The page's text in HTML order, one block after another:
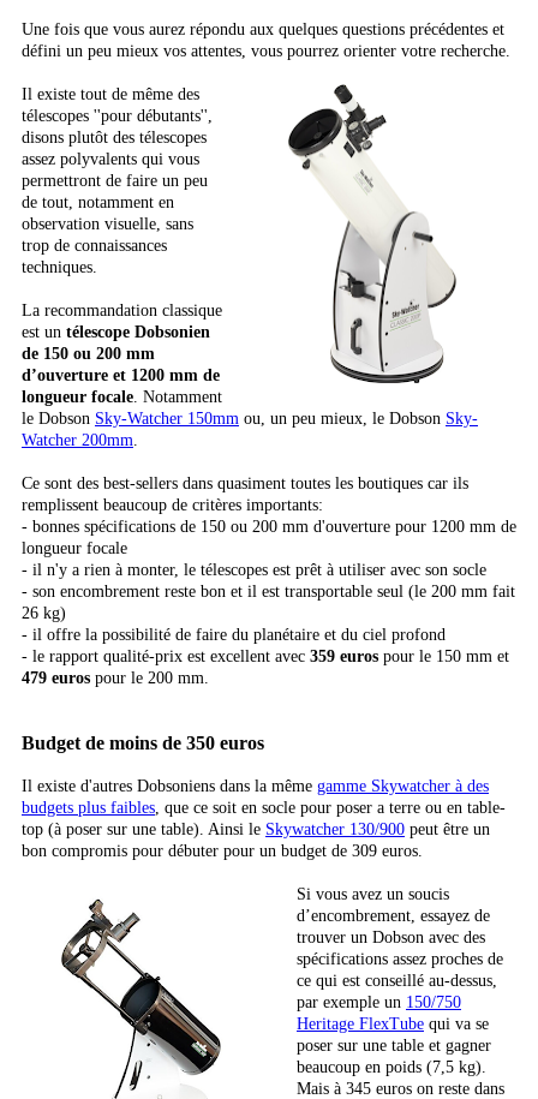
Une fois que vous aurez répondu aux quelques questions précédentes et
défini un peu mieux vos attentes, vous pourrez orienter votre recherche.
Il existe tout de même des
télescopes ''pour débutants'',
disons plutôt des télescopes
assez polyvalents qui vous
permettront de faire un peu
de tout, notamment en
observation visuelle, sans
trop de connaissances
techniques.
La recommandation classique
est un télescope Dobsonien
de 150 ou 200 mm
d’ouverture et 1200 mm de
longueur focale . Notamment
le Dobson Sky-Watcher 150mm ou, un peu mieux, le Dobson Sky-
Watcher 200mm
Ce sont des best-sellers dans quasiment toutes les boutiques car ils
remplissent beaucoup de critères importants:
- bonnes spécifications de 150 ou 200 mm d'ouverture pour 1200 mm de
longueur focale
- il n'y a rien à monter, le télescopes est prêt à utiliser avec son socle
- son encombrement reste bon et il est transportable seul (le 200 mm fait
26 kg)
- il offre la possibilité de faire du planétaire et du ciel profond
- le rapport qualité-prix est excellent avec 359 euros pour le 150 mm et
479 euros pour le 200 mm.
Budget de moins de 350 euros
Il existe d'autres Dobsoniens dans la même gamme Skywatcher à des
budgets plus faibles , que ce soit en socle pour poser a terre ou en table-
top (à poser sur une table). Ainsi le Skywatcher 130/900 peut être un
bon compromis pour débuter pour un budget de 309 euros.
Si vous avez un soucis
d’encombrement, essayez de
trouver un Dobson avec des
spécifications assez proches de
ce qui est conseillé au-dessus,
par exemple un 150/750
Heritage FlexTube qui va se
poser sur une table et gagner
beaucoup en poids (7,5 kg).
Mais à 345 euros on reste dans